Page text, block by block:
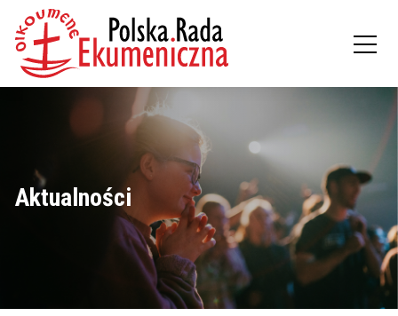
Aktualności